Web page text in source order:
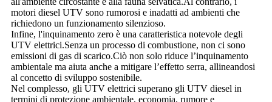
motori diesel UTV sono rumorosi e inadatti ad ambienti che
richiedono un funzionamento silenzioso.
Infine, l'inquinamento zero è una caratteristica notevole degli
UTV elettrici.Senza un processo di combustione, non ci sono
emissioni di gas di scarico.Ciò non solo riduce l’inquinamento
ambientale ma aiuta anche a mitigare l’effetto serra, allineandosi
al concetto di sviluppo sostenibile.
Nel complesso, gli UTV elettrici superano gli UTV diesel in
termini di protezione ambientale, economia, rumore e